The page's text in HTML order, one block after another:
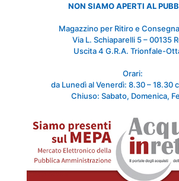
NON SIAMO APERTI AL
Magazzino per Ritiro e
Via L. Schiaparelli 5 – 00135
Uscita 4 G.R.A. Trionfale-
Orari:
da Lunedì al Venerdì: 8.30 – 18.30
Chiuso: Sabato, Domenica,